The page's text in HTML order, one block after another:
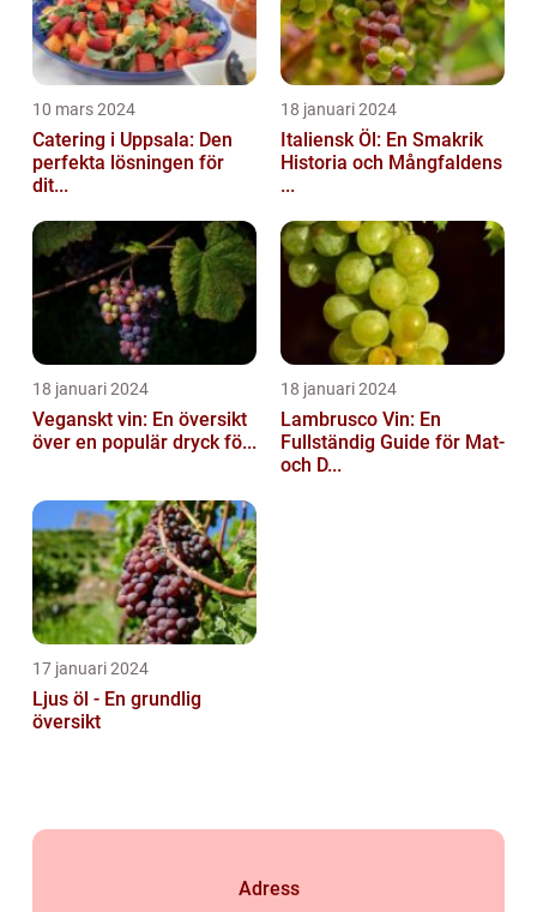
10 mars 2024
Catering i Uppsala: Den
perfekta lösningen för
dit...
18 januari 2024
Italiensk Öl: En Smakrik
Historia och Mångfaldens
...
18 januari 2024
Veganskt vin: En översikt
över en populär dryck fö...
18 januari 2024
Lambrusco Vin: En
Fullständig Guide för Mat-
och D...
17 januari 2024
Ljus öl - En grundlig
översikt
Adress